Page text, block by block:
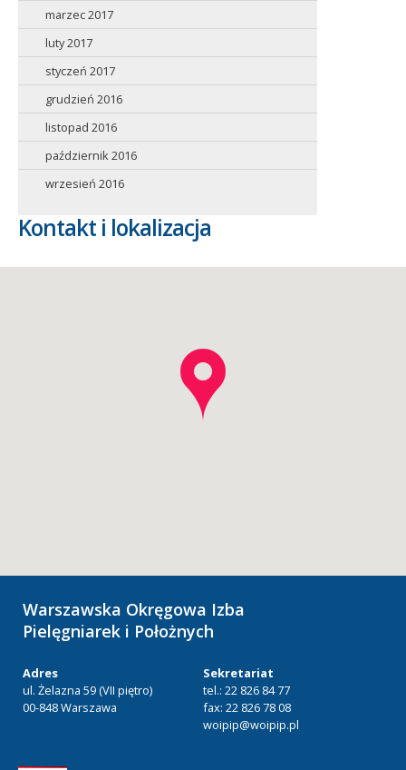
marzec 2017
luty 2017
styczeń 2017
grudzień 2016
listopad 2016
październik 2016
wrzesień 2016
Kontakt i lokalizacja
Warszawska Okręgowa Izba
Pielęgniarek i Położnych
Adres
ul. Żelazna 59 (VII piętro)
00-848 Warszawa
Sekretariat
tel.: 22 826 84 77
fax: 22 826 78 08
woipip@woipip.pl